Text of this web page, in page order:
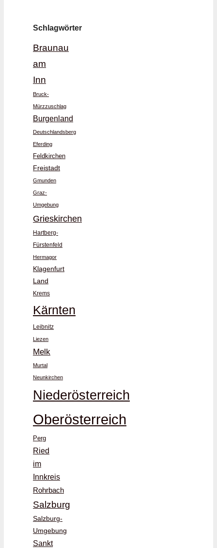
Schlagwörter
Braunau
am
Inn
Bruck-
Mürzzuschlag
Burgenland
Deutschlandsberg
Eferding
Feldkirchen
Freistadt
Gmunden
Graz-
Umgebung
Grieskirchen
Hartberg-
Fürstenfeld
Hermagor
Klagenfurt
Land
Krems
Kärnten
Leibnitz
Liezen
Melk
Murtal
Neunkirchen
Niederösterreich
Oberösterreich
Perg
Ried
im
Innkreis
Rohrbach
Salzburg
Salzburg-
Umgebung
Sankt